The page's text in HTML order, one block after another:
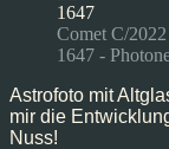
Comet C/
1647 -
Astrofoto mit
mir die
Nuss!